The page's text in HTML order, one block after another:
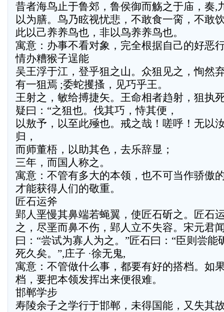
昔者海鸟止于鲁郊，鲁侯御而觞之于庙，奏,
以为膳。鸟乃眩视忧悲，不敢食一脔，不敢
此以己养养鸟也，非以鸟养养鸟也。
寓意：办事不看对象，完全根据自己的好恶
情办糟猴子逞能
吴王浮于江，登乎狙之山。众狙见之，恂然
有一狙焉 ;委蛇攫搔，见巧乎王。
王射之，敏给搏捷矢。王命相者趋射，狙执
疑曰：“之狙也。伐其巧，恃其便，
以敖予，以至此殛也。戒之哉！嗟呼！无以
归，
而师董梧，以助其色，去乐辞显；
三年，而国人称之。
寓意：不管有多大的本领，也不可当作骄傲
才能获得人们的敬重。
匠石运斧
郢人垩慢其鼻端若蝇翼，使匠石斫之。匠石
之，尽垩而鼻不伤，郢人立不失容。宋元君
曰：“尝试为寡人为之。”匠石曰：“臣则尝能
死久矣。”,庄子 ·徐无鬼,
寓意：不管做什么事，都要有好的搭档。如
档，要把本领发挥出来便很难。
邯郸学步
寿陵余子之学行于邯郸，未得国能，又失其